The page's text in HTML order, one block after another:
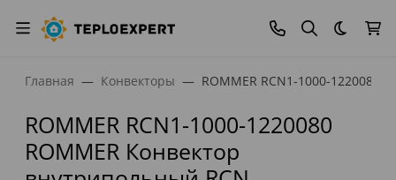
Темная
Главная Конвекторы ROMMER RCN1-1000-1220080
ROMMER RCN1-1000-1220080
ROMMER Конвектор